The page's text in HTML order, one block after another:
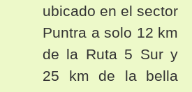
ubicado en el sector
Puntra a solo 12 km
de la Ruta 5 Sur y
25 km de la bella